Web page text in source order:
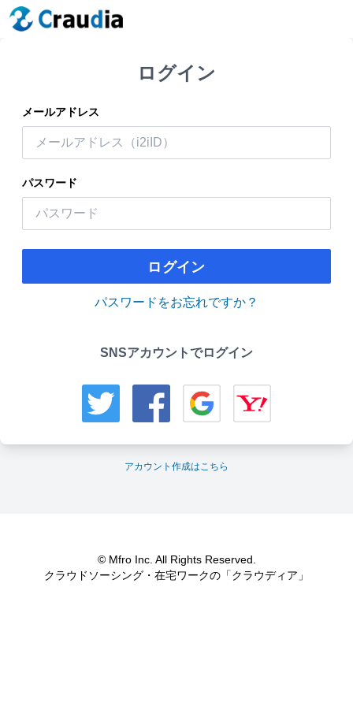
ログイン
メールアドレス
パスワード
ログイン
パスワードをお忘れですか？
SNSアカウントでログイン
アカウント作成はこちら
© Mfro Inc. All Rights Reserved.
クラウドソーシング・在宅ワークの「クラウディア」